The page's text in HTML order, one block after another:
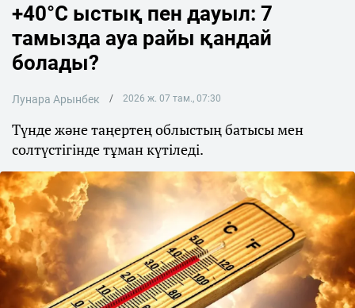
+40°C ыстық пен дауыл: 7
тамызда ауа райы қандай
болады?
Лунара Арынбек 2026 ж. 07 там., 07:30
Түнде және таңертең облыстың батысы мен
солтүстігінде тұман күтіледі.